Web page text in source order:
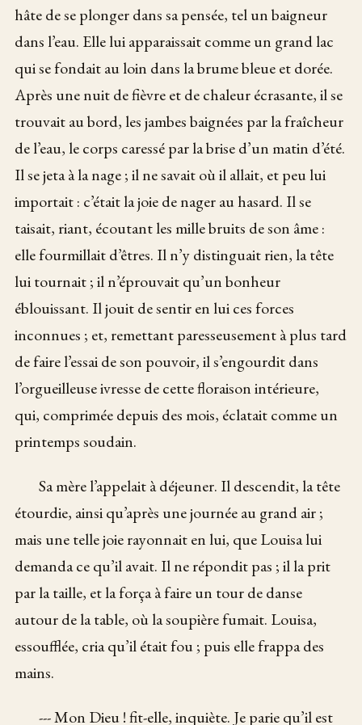
hâte de se plonger dans sa pensée, tel un baigneur
dans l’eau. Elle lui apparaissait comme un grand lac
qui se fondait au loin dans la brume bleue et dorée.
Après une nuit de fièvre et de chaleur écrasante, il se
trouvait au bord, les jambes baignées par la fraîcheur
de l’eau, le corps caressé par la brise d’un matin d’été.
Il se jeta à la nage ; il ne savait où il allait, et peu lui
importait : c’était la joie de nager au hasard. Il se
taisait, riant, écoutant les mille bruits de son âme :
elle fourmillait d’êtres. Il n’y distinguait rien, la tête
lui tournait ; il n’éprouvait qu’un bonheur
éblouissant. Il jouit de sentir en lui ces forces
inconnues ; et, remettant paresseusement à plus tard
de faire l’essai de son pouvoir, il s’engourdit dans
l’orgueilleuse ivresse de cette floraison intérieure,
qui, comprimée depuis des mois, éclatait comme un
printemps soudain.
Sa mère l’appelait à déjeuner. Il descendit, la tête
étourdie, ainsi qu’après une journée au grand air ;
mais une telle joie rayonnait en lui, que Louisa lui
demanda ce qu’il avait. Il ne répondit pas ; il la prit
par la taille, et la força à faire un tour de danse
autour de la table, où la soupière fumait. Louisa,
essoufflée, cria qu’il était fou ; puis elle frappa des
mains.
--- Mon Dieu ! fit-elle, inquiète. Je parie qu’il est